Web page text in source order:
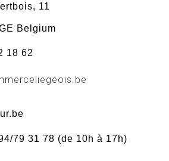
11
Belgium
18 62
79 31 78 (de 10h à 17h)